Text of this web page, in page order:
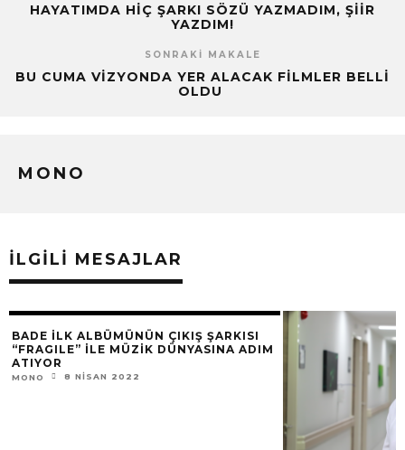
HAYATIMDA HIÇ ŞARKI SÖZÜ YAZMADIM, ŞIIR
YAZDIM!
SONRAKI MAKALE
BU CUMA VIZYONDA YER ALACAK FILMLER BELLI
OLDU
MONO
İLGILI MESAJLAR
BADE İLK ALBÜMÜNÜN ÇIKIŞ ŞARKISI
“FRAGILE” İLE MÜZİK DÜNYASINA ADIM
ATIYOR
MONO 8 NISAN 2022